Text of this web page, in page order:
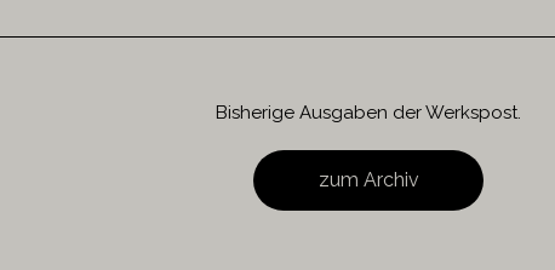
Bisherige Ausgaben der Werkspost.
zum Archiv